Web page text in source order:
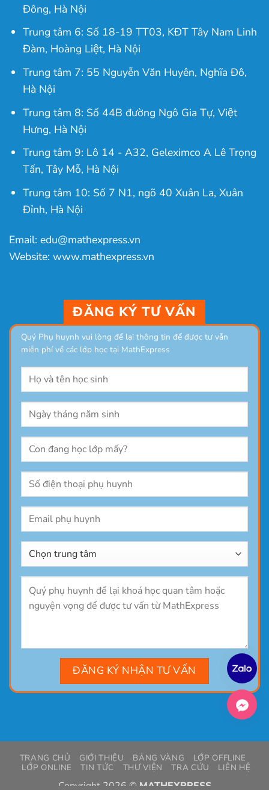
Đông, Hà Nội
Trung tâm 6: Số 18-19 TT03, KĐT Tây Nam Linh
Đàm, Hoàng Liệt, Hà Nội
Trung tâm 7: 55 Nguyễn Văn Huyên, Nghĩa Đô,
Hà Nội
Trung tâm 8: Số 44B đường Ngô Gia Tự, Việt
Hưng, Hà Nội
Trung tâm 9: Lô 14 - A32, Geleximco A Lê Trọng
Tấn, Tây Mỗ, Hà Nội
Trung tâm 10: Số 7 N1, ngõ 40 Xuân La, Xuân
Đỉnh, Hà Nội
Email: edu@mathexpress.vn
Website: www.mathexpress.vn
ĐĂNG KÝ TƯ VẤN
Quý Phụ huynh vui lòng để lại thông tin để được tư vẫn
miễn phí về các lớp học tại MathExpress
TRANG CHỦ GIỚI THIỆU BẢNG VÀNG
LỚP OFFLINE
LỚP ONLINE
TIN TỨC THƯ VIỆN TRA CỨU LIÊN HỆ
Copyright 2026 © MATHEXPRESS